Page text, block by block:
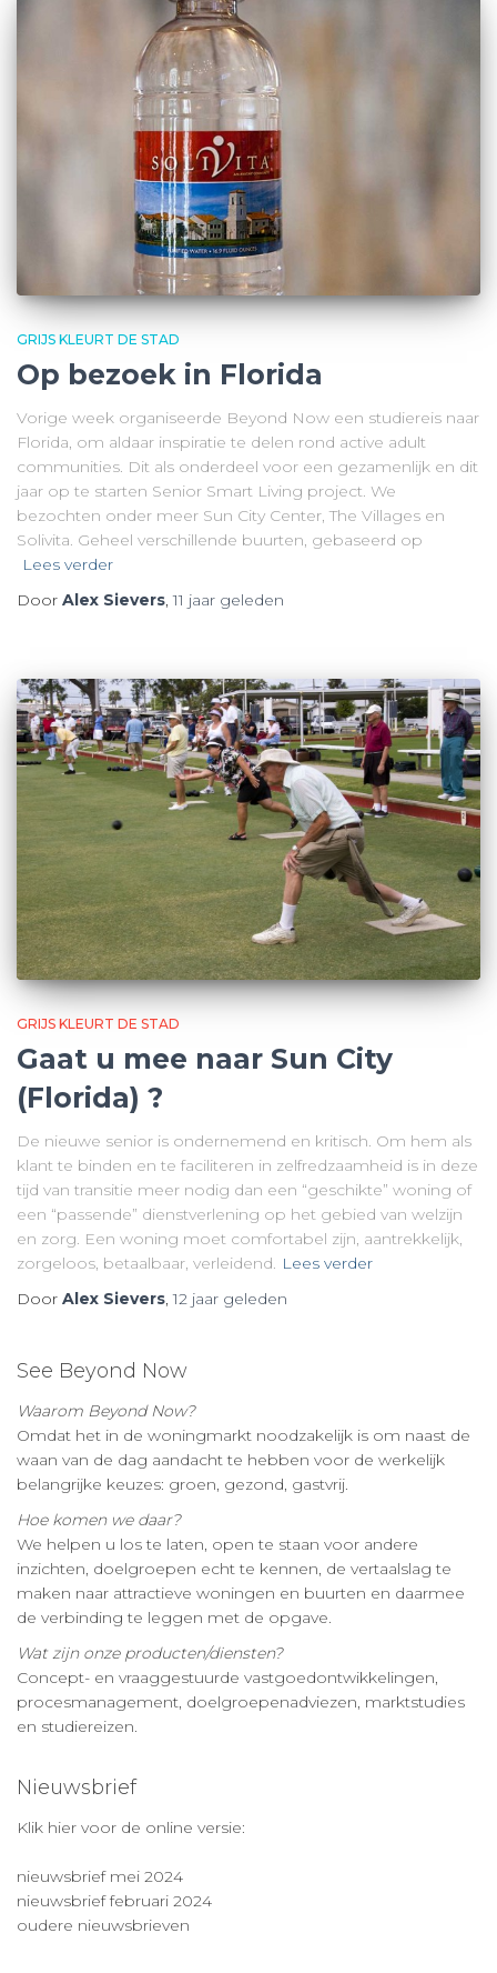
GRIJS KLEURT DE STAD
Op bezoek in Florida
Vorige week organiseerde Beyond Now een studiereis naar
Florida, om aldaar inspiratie te delen rond active adult
communities. Dit als onderdeel voor een gezamenlijk en dit
jaar op te starten Senior Smart Living project. We
bezochten onder meer Sun City Center, The Villages en
Solivita. Geheel verschillende buurten, gebaseerd op
Lees verder
Door Alex Sievers ,11 jaar geleden
GRIJS KLEURT DE STAD
Gaat u mee naar Sun City
(Florida) ?
De nieuwe senior is ondernemend en kritisch. Om hem als
klant te binden en te faciliteren in zelfredzaamheid is in deze
tijd van transitie meer nodig dan een “geschikte” woning of
een “passende” dienstverlening op het gebied van welzijn
en zorg. Een woning moet comfortabel zijn, aantrekkelijk,
zorgeloos, betaalbaar, verleidend.
Lees verder
Door Alex Sievers ,12 jaar geleden
See Beyond Now
Waarom Beyond Now?
Omdat het in de woningmarkt noodzakelijk is om naast de
waan van de dag aandacht te hebben voor de werkelijk
belangrijke keuzes: groen, gezond, gastvrij.
Hoe komen we daar?
We helpen u los te laten, open te staan voor andere
inzichten, doelgroepen echt te kennen, de vertaalslag te
maken naar attractieve woningen en buurten en daarmee
de verbinding te leggen met de opgave.
Wat zijn onze producten/diensten?
Concept- en vraaggestuurde vastgoedontwikkelingen,
procesmanagement, doelgroepenadviezen, marktstudies
en studiereizen.
Nieuwsbrief
Klik hier voor de online versie:
nieuwsbrief mei 2024
nieuwsbrief februari 2024
oudere nieuwsbrieven